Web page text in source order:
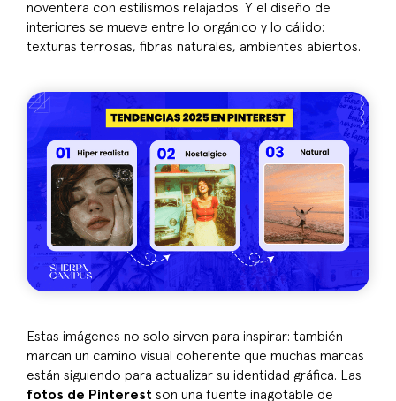
noventera con estilismos relajados. Y el diseño de
interiores se mueve entre lo orgánico y lo cálido:
texturas terrosas, fibras naturales, ambientes abiertos.
Estas imágenes no solo sirven para inspirar: también
marcan un camino visual coherente que muchas marcas
están siguiendo para actualizar su identidad gráfica. Las
fotos de Pinterest son una fuente inagotable de